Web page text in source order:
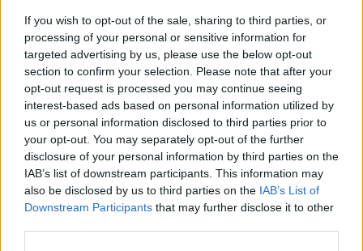
If you wish to opt-out of the sale, sharing to third parties, or
processing of your personal or sensitive information for
targeted advertising by us, please use the below opt-out
section to confirm your selection. Please note that after your
opt-out request is processed you may continue seeing
interest-based ads based on personal information utilized by
us or personal information disclosed to third parties prior to
your opt-out. You may separately opt-out of the further
disclosure of your personal information by third parties on the
IAB’s list of downstream participants. This information may
also be disclosed by us to third parties on the IAB’s List of
Downstream Participants that may further disclose it to other
Njegov otac ga je optužio da ih sramoti.
Ali Kenneth je prvi put odlučio da se ne povuče.
Objasnio je da je godinama pomagao svima bez ikakvih
uslova, a zauzvrat je dobio poruku da njegova porodica
nema isto mjesto za stolom kao ostali.
Majka je zaplakala, a sestra Brenda ga je optužila da
uništava rođendan.